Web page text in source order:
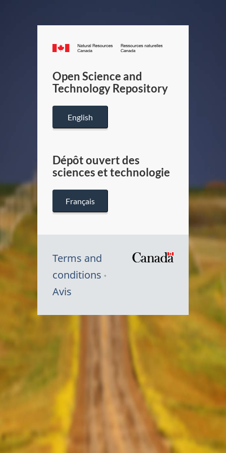
Canada.ca
/
Canada
Open Science and
Technology Repository
English
Dépôt ouvert des
sciences et technologie
Français
Terms and
conditions
Avis
Symbole
Canada